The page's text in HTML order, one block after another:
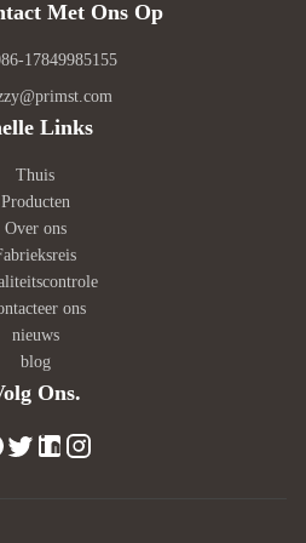
Met Ons Op
17849985155
Links
Thuis
Producten
Over ons
ons
nieuws
blog
Ons.